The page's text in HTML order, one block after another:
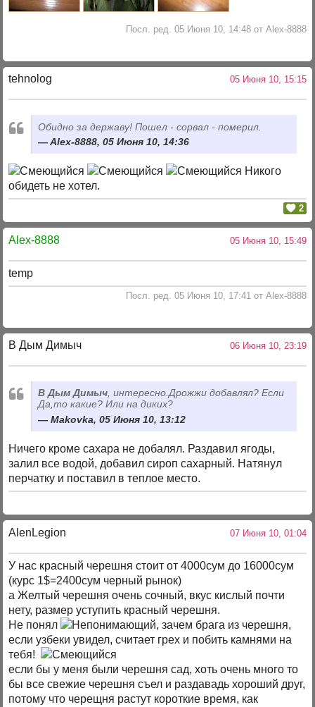
Посл. ред. 05 Июня 10, 14:48 от Alex-8888
tehnolog 05 Июня 10, 15:15
Обидно за державу! Пошел - сорвал - померил.
Alex-8888, 05 Июня 10, 14:36
Никого
обидеть не хотел.
2
Alex-8888 05 Июня 10, 15:49
temp
Посл. ред. 05 Июня 10, 17:41 от Alex-8888
В Дым Димыч 06 Июня 10, 23:19
В Дым Димыч, интересно.Дрожжи добавлял? Если
Да,то какие? Или на диких?
Makovka, 05 Июня 10, 13:12
Ничего кроме сахара не добалял. Раздавил ягоды,
залил все водой, добавил сироп сахарный. Натянул
перчатку и поставил в теплое место.
AlenLegion 07 Июня 10, 01:04
У нас красный черешня стоит от 4000сум до 16000сум
(курс 1$=2400сум черный рынок)
а Желтый черешня очень сочный, вкус кислый почти
нету, размер уступить красный черешня.
Не понял
, зачем брага из черешня,
если узбеки увидел, считает грех и побить камнями на
тебя!
если бы у меня были черешня сад, хоть очень много то
бы все свежие черешня съел и раздавадь хороший друг,
потому что черещня растут короткие время, как